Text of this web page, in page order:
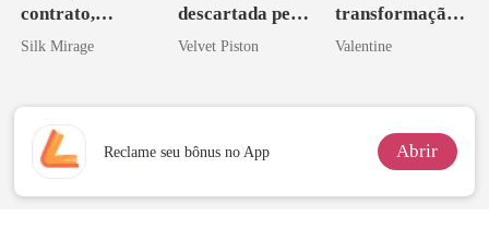
contrato,
obsessão eterna
Silk Mirage
descartada pelo
Alfa
Velvet Piston
transformação
inesperada da
Valentine
Reclame seu bônus no App Abrir